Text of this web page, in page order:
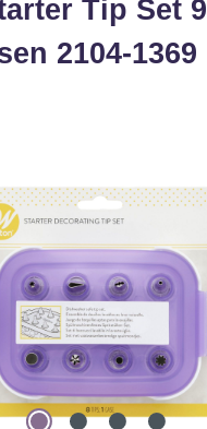
Tip Set 9
2104-1369